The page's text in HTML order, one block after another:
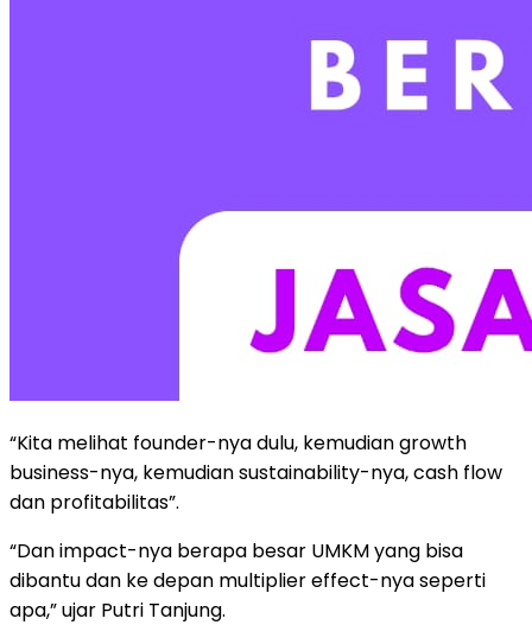
“Kita melihat founder-nya dulu, kemudian growth
business-nya, kemudian sustainability-nya, cash flow
dan profitabilitas”.
“Dan impact-nya berapa besar UMKM yang bisa
dibantu dan ke depan multiplier effect-nya seperti
apa,” ujar Putri Tanjung.